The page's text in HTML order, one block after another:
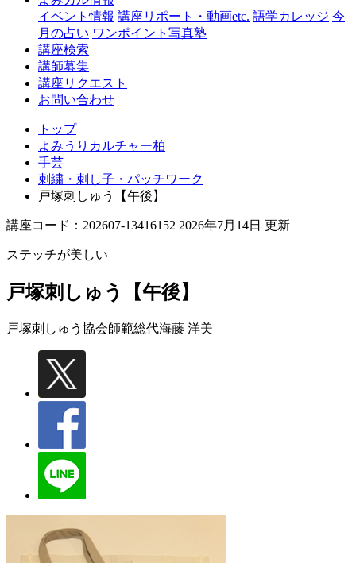
イベント情報 講座リポート・動画etc. 語学カレッジ 今
月の占い ワンポイント写真塾
講座検索
講師募集
講座リクエスト
お問い合わせ
トップ
よみうりカルチャー柏
手芸
刺繍・刺し子・パッチワーク
戸塚刺しゅう【午後】
講座コード：202607-13416152 2026年7月14日 更新
ステッチが美しい
戸塚刺しゅう【午後】
戸塚刺しゅう協会師範総代海藤 洋美